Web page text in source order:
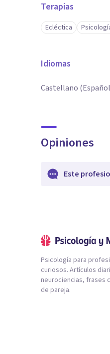
Terapias
Ecléctica
Idiomas
Castellano
Opiniones
Este
Psicología para
curiosos. Artículos
neurociencias, frases
de pareja.